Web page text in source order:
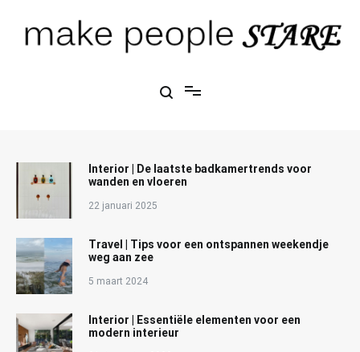
Interior | De laatste badkamertrends voor
wanden en vloeren
22 januari 2025
Travel | Tips voor een ontspannen weekendje
weg aan zee
5 maart 2024
Interior | Essentiële elementen voor een
modern interieur